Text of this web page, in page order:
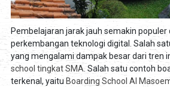
Pembelajaran jarak jauh semakin populer
perkembangan teknologi digital. Salah
yang mengalami dampak besar dari tren
school tingkat SMA . Salah satu contoh
terkenal, yaitu Boarding School Al